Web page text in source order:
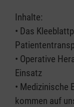
Inhalte:
• Das
• Operative
Einsatz
• Medizinische
kommen auf